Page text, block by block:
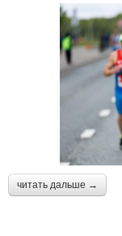
читать дальше →